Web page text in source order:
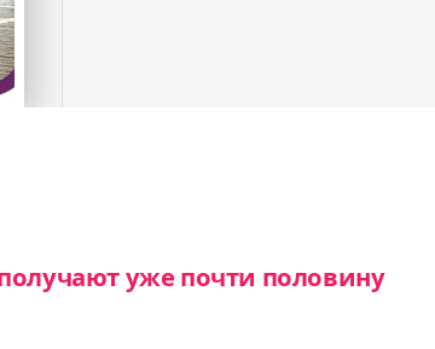
уже почти половину